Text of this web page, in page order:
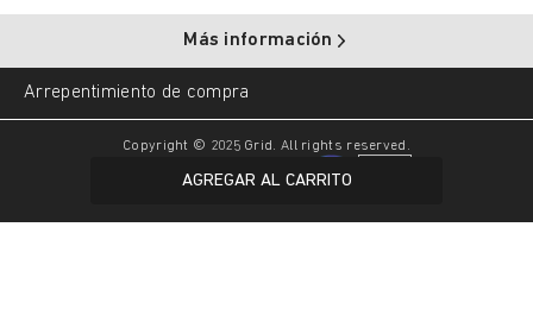
AGREGAR AL CARRITO
Más información
Arrepentimiento de compra
Copyright © 2025 Grid. All rights reserved.